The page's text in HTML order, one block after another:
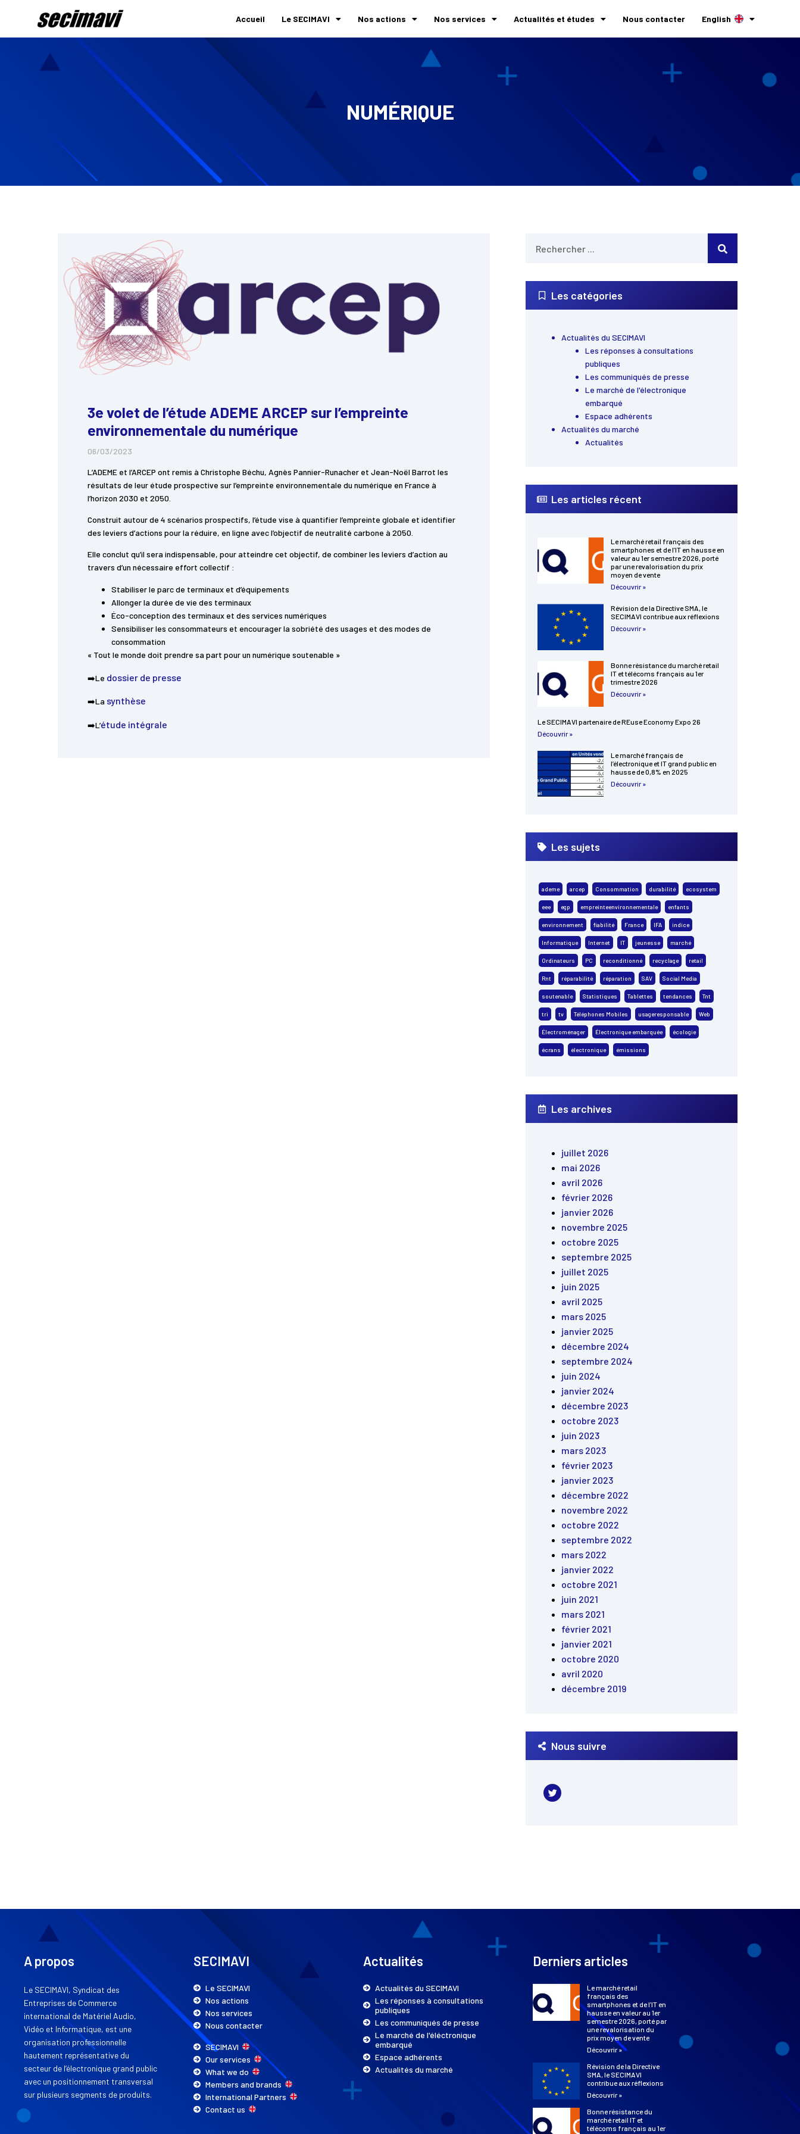
Accueil Le SECIMAVI Nos actions Nos services Actualités et études Nous contacter English
NUMÉRIQUE
3e volet de l’étude ADEME ARCEP sur l’empreinte
environnementale du numérique
06/03/2023
L’ADEME et l’ARCEP ont remis à Christophe Béchu, Agnès Pannier-Runacher et Jean-Noël Barrot les
résultats de leur étude prospective sur l’empreinte environnementale du numérique en France à
l’horizon 2030 et 2050.
Construit autour de 4 scénarios prospectifs, l’étude vise à quantifier l’empreinte globale et identifier
des leviers d’actions pour la réduire, en ligne avec l’objectif de neutralité carbone à 2050.
Elle conclut qu’il sera indispensable, pour atteindre cet objectif, de combiner les leviers d’action au
travers d’un nécessaire effort collectif :
Stabiliser le parc de terminaux et d’équipements
Allonger la durée de vie des terminaux
Éco-conception des terminaux et des services numériques
Sensibiliser les consommateurs et encourager la sobriété des usages et des modes de
consommation
« Tout le monde doit prendre sa part pour un numérique soutenable »
➡️Le dossier de presse
➡️La synthèse
➡️L’étude intégrale
Les catégories
Actualités du SECIMAVI
Les réponses à consultations
publiques
Les communiqués de presse
Le marché de l'électronique
embarqué
Espace adhérents
Actualités du marché
Actualités
Les articles récent
Le marché retail français des
smartphones et de l’IT en hausse en
valeur au 1er semestre 2026, porté
par une revalorisation du prix
moyen de vente
Découvrir »
Révision de la Directive SMA, le
SECIMAVI contribue aux réflexions
Découvrir »
Bonne résistance du marché retail
IT et télécoms français au 1er
trimestre 2026
Découvrir »
Le SECIMAVI partenaire de REuse Economy Expo 26
Découvrir »
Le marché français de
l’électronique et IT grand public en
hausse de 0,8% en 2025
Découvrir »
Les sujets
ademe arcep Consommation durabilité ecosystem
eee egp empreinteenvironnementale enfants
environnement fiabilité France IFA indice
Informatique Internet IT jeunesse marché
Ordinateurs PC reconditionné recyclage retail
Rnt réparabilité réparation SAV Social Media
soutenable Statistiques Tablettes tendances Tnt
tri tv Téléphones Mobiles usageresponsable Web
Électroménager Électronique embarquée écologie
écrans électronique émissions
Les archives
juillet 2026
mai 2026
avril 2026
février 2026
janvier 2026
novembre 2025
octobre 2025
septembre 2025
juillet 2025
juin 2025
avril 2025
mars 2025
janvier 2025
décembre 2024
septembre 2024
juin 2024
janvier 2024
décembre 2023
octobre 2023
juin 2023
mars 2023
février 2023
janvier 2023
décembre 2022
novembre 2022
octobre 2022
septembre 2022
mars 2022
janvier 2022
octobre 2021
juin 2021
mars 2021
février 2021
janvier 2021
octobre 2020
avril 2020
décembre 2019
Nous suivre
A propos
Le SECIMAVI, Syndicat des
Entreprises de Commerce
international de Matériel Audio,
Vidéo et Informatique, est une
organisation professionnelle
hautement représentative du
secteur de l’électronique grand public
avec un positionnement transversal
sur plusieurs segments de produits.
SECIMAVI
Le SECIMAVI
Nos actions
Nos services
Nous contacter
SECIMAVI
Our services
What we do
Members and brands
International Partners
Contact us
Actualités
Actualités du SECIMAVI
Les réponses à consultations
publiques
Les communiqués de presse
Le marché de l'éléctronique
embarqué
Espace adhérents
Actualités du marché
Derniers articles
Le marché retail
français des
smartphones et de l’IT en
hausse en valeur au 1er
semestre 2026, porté par
une revalorisation du
prix moyen de vente
Découvrir »
Révision de la Directive
SMA, le SECIMAVI
contribue aux réflexions
Découvrir »
Bonne résistance du
marché retail IT et
télécoms français au 1er